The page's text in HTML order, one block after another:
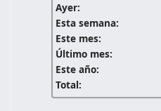
Ayer:
Esta semana:
Este mes:
Último mes:
Este año:
Total: